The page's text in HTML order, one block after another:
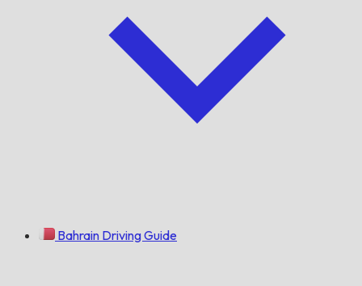
Bahrain Driving Guide